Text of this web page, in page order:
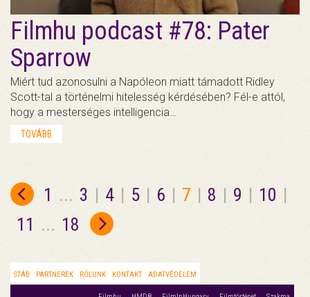
Filmhu podcast #78: Pater
Sparrow
Miért tud azonosulni a Napóleon miatt támadott Ridley
Scott-tal a történelmi hitelesség kérdésében? Fél-e attól,
hogy a mesterséges intelligencia…
TOVÁBB
1 ... 3 | 4 | 5 | 6 | 7 | 8 | 9 | 10 |
11 ... 18
STÁB PARTNEREK RÓLUNK KONTAKT ADATVÉDELEM